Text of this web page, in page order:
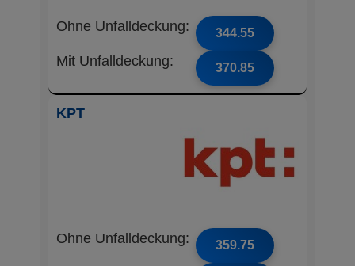
Ohne Unfalldeckung: 344.55
Mit Unfalldeckung: 370.85
KPT
Ohne Unfalldeckung: 359.75